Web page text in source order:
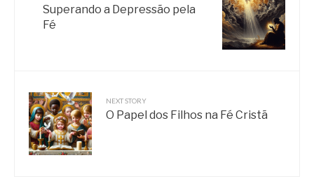
Superando a Depressão pela
Fé
NEXT STORY
O Papel dos Filhos na Fé Cristã